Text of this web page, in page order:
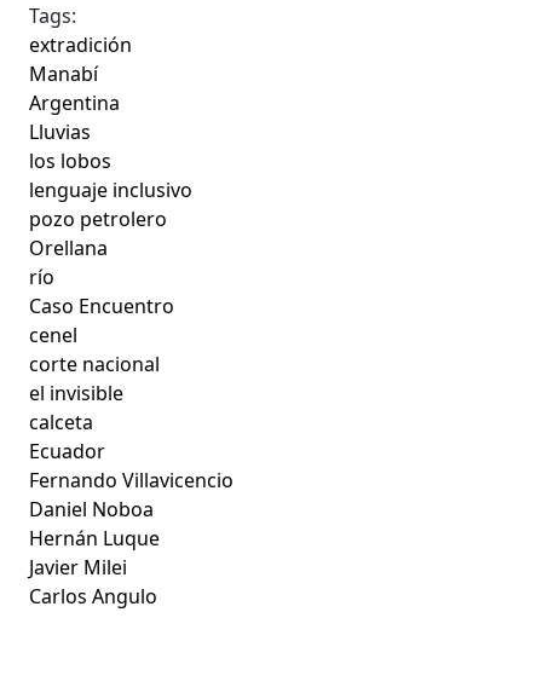
Tags:
extradición
Manabí
Argentina
Lluvias
los lobos
lenguaje inclusivo
pozo petrolero
Orellana
río
Caso Encuentro
cenel
corte nacional
el invisible
calceta
Ecuador
Fernando Villavicencio
Daniel Noboa
Hernán Luque
Javier Milei
Carlos Angulo